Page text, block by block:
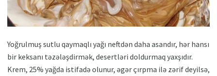
Yoğrulmuş sutlu qaymaqlı yağı neftdən daha asandır, hər hansı
bir keksanı təzələşdirmək, desertləri doldurmaq yaxşıdır.
Krem, 25% yağda istifadə olunur, əgər çırpma ilə zərif deyilsə,